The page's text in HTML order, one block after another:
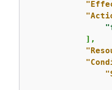
            ],